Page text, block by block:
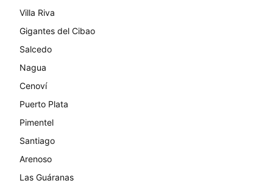
Villa Riva
Gigantes del Cibao
Salcedo
Nagua
Cenoví
Puerto Plata
Pimentel
Santiago
Arenoso
Las Guáranas